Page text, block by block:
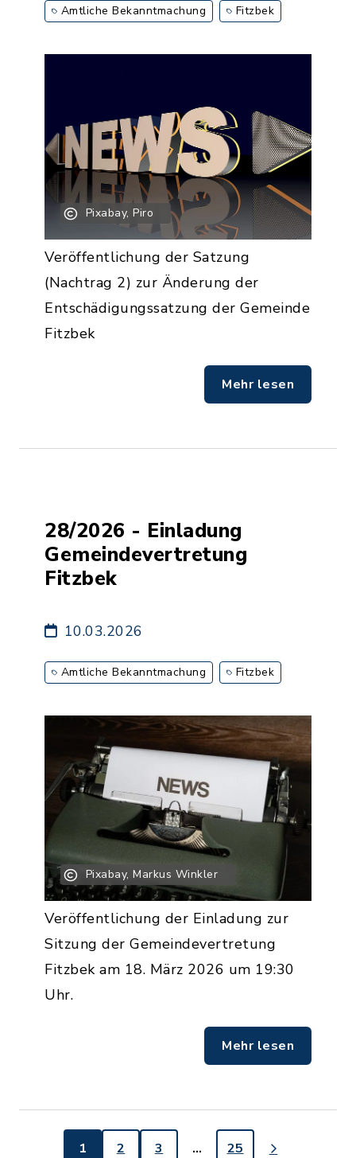
Amtliche Bekanntmachung Fitzbek
Pixabay, Piro
Veröffentlichung der Satzung
(Nachtrag 2) zur Änderung der
Entschädigungssatzung der Gemeinde
Fitzbek
Mehr lesen
28/2026 - Einladung
Gemeindevertretung
Fitzbek
10.03.2026
Amtliche Bekanntmachung Fitzbek
Pixabay, Markus Winkler
Veröffentlichung der Einladung zur
Sitzung der Gemeindevertretung
Fitzbek am 18. März 2026 um 19:30
Uhr.
Mehr lesen
1 2 3 … 25